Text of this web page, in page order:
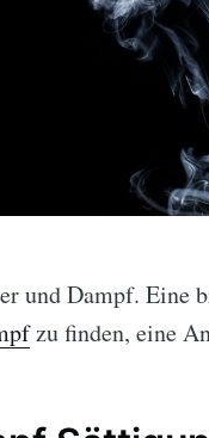
und Dampf.
zu finden, eine